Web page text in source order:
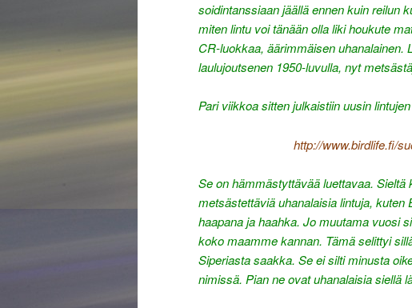
soidintanssiaan jäällä ennen kuin reilun
miten lintu voi tänään olla liki houkute
CR-luokkaa, äärimmäisen uhanalainen.
laulujoutsenen 1950-luvulla, nyt
Pari viikkoa sitten julkaistiin uusin
http://www.birdlife.fi/
Se on hämmästyttävää luettavaa. Sieltä
metsästettäviä uhanalaisia lintuja,
haapana ja haahka. Jo muutama vuosi
koko maamme kannan. Tämä selittyi
Siperiasta saakka. Se ei silti minusta
nimissä. Pian ne ovat uhanalaisia siellä